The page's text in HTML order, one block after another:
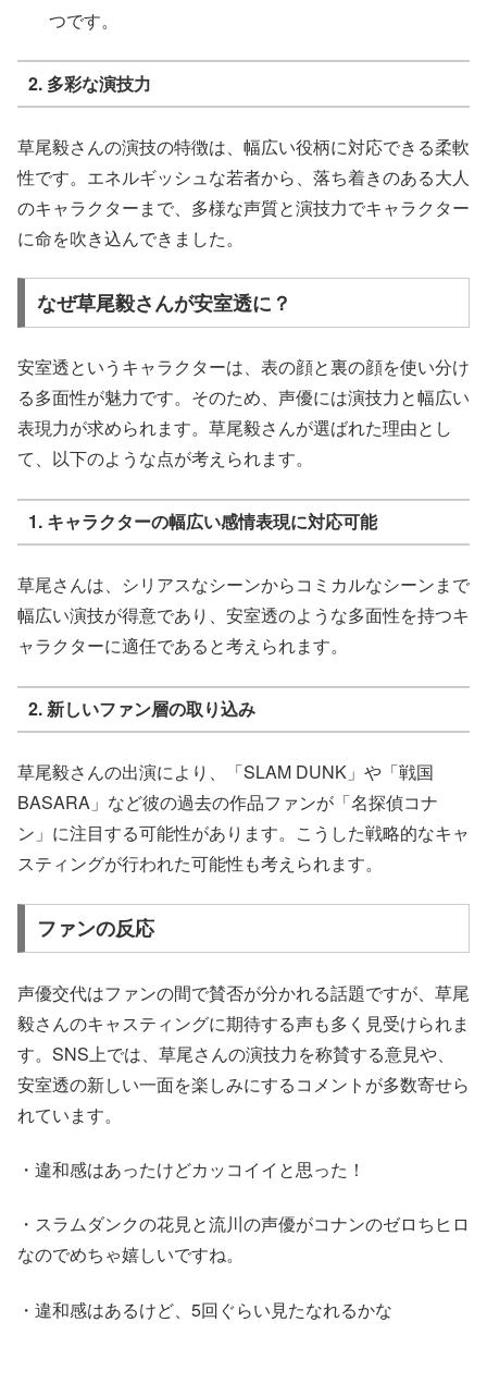
つです。
2. 多彩な演技力
草尾毅さんの演技の特徴は、幅広い役柄に対応できる柔軟
性です。エネルギッシュな若者から、落ち着きのある大人
のキャラクターまで、多様な声質と演技力でキャラクター
に命を吹き込んできました。
なぜ草尾毅さんが安室透に？
安室透というキャラクターは、表の顔と裏の顔を使い分け
る多面性が魅力です。そのため、声優には演技力と幅広い
表現力が求められます。草尾毅さんが選ばれた理由とし
て、以下のような点が考えられます。
1. キャラクターの幅広い感情表現に対応可能
草尾さんは、シリアスなシーンからコミカルなシーンまで
幅広い演技が得意であり、安室透のような多面性を持つキ
ャラクターに適任であると考えられます。
2.新しいファン層の取り込み
草尾毅さんの出演により、「SLAM DUNK」や「戦国
BASARA」など彼の過去の作品ファンが「名探偵コナ
ン」に注目する可能性があります。こうした戦略的なキャ
スティングが行われた可能性も考えられます。
ファンの反応
声優交代はファンの間で賛否が分かれる話題ですが、草尾
毅さんのキャスティングに期待する声も多く見受けられま
す。SNS上では、草尾さんの演技力を称賛する意見や、
安室透の新しい一面を楽しみにするコメントが多数寄せら
れています。
・違和感はあったけどカッコイイと思った！
・スラムダンクの花見と流川の声優がコナンのゼロちヒロ
なのでめちゃ嬉しいですね。
・違和感はあるけど、5回ぐらい見たなれるかな